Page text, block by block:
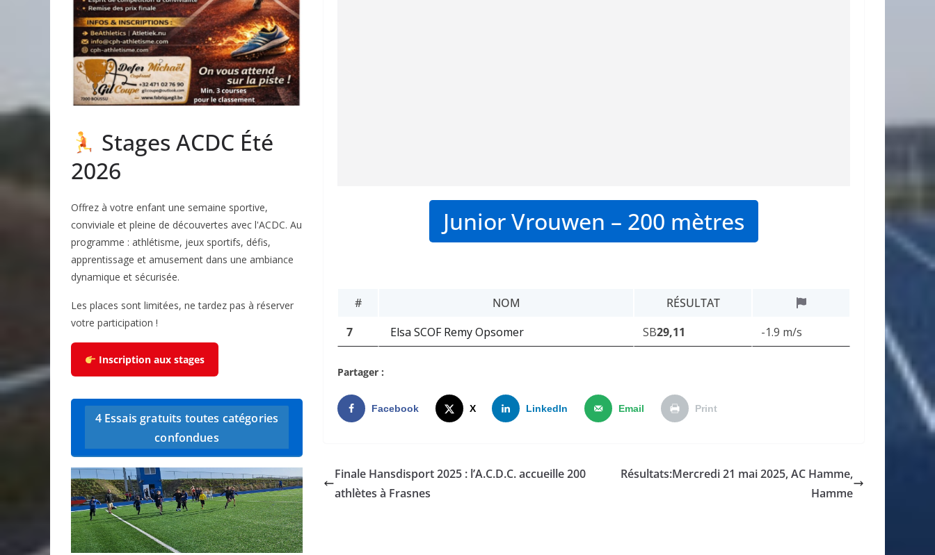
Junior Vrouwen – 200 mètres
# NOM
RÉSULTAT
7
Elsa SCOF Remy Opsomer SB29,11 -1.9 m/s
Partager :
Facebook X LinkedIn Email Print
Finale Hansdisport 2025 : l’A.C.D.C. accueille 200
athlètes à Frasnes
Résultats:Mercredi 21 mai 2025, AC Hamme,
Hamme
Stages ACDC Été
2026
Offrez à votre enfant une semaine sportive,
conviviale et pleine de découvertes avec l'ACDC. Au
programme : athlétisme, jeux sportifs, défis,
apprentissage et amusement dans une ambiance
dynamique et sécurisée.
Les places sont limitées, ne tardez pas à réserver
votre participation !
Inscription aux stages
4 Essais gratuits toutes catégories
confondues